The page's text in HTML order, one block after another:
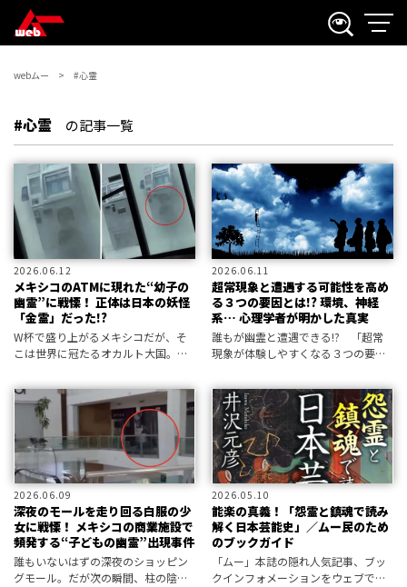
webムー #心霊
#心霊 の記事一覧
2026.06.12
メキシコのATMに現れた“幼子の
幽霊”に戦慄！ 正体は日本の妖怪
「金霊」だった!?
W杯で盛り上がるメキシコだが、そ
こは世界に冠たるオカルト大国。た
る期間であっても、心霊現象に対す
る人々の関心は決して衰えることが
ない――！
2026.06.11
超常現象と遭遇する可能性を高め
る３つの要因とは!? 環境、神経
系… 心理学者が明かした真実
誰もが幽霊と遭遇できる!? 「超常
現象が体験しやすくなる３つの要
2026.06.09
深夜のモールを走り回る白服の少
女に戦慄！ メキシコの商業施設で
頻発する“子どもの幽霊”出現事件
誰もいないはずの深夜のショッピン
グモール。だが次の瞬間、柱の陰か
2026.05.10
能楽の真義！「怨霊と鎮魂で読み
解く日本芸能史」／ムー民のため
のブックガイド
「ムー」本誌の隠れ人気記事、ブッ
クインフォメーションをウェブで公